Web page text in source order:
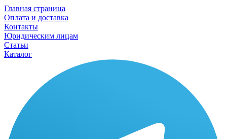
Главная страница
Оплата и доставка
Контакты
Юридическим лицам
Статьи
Каталог